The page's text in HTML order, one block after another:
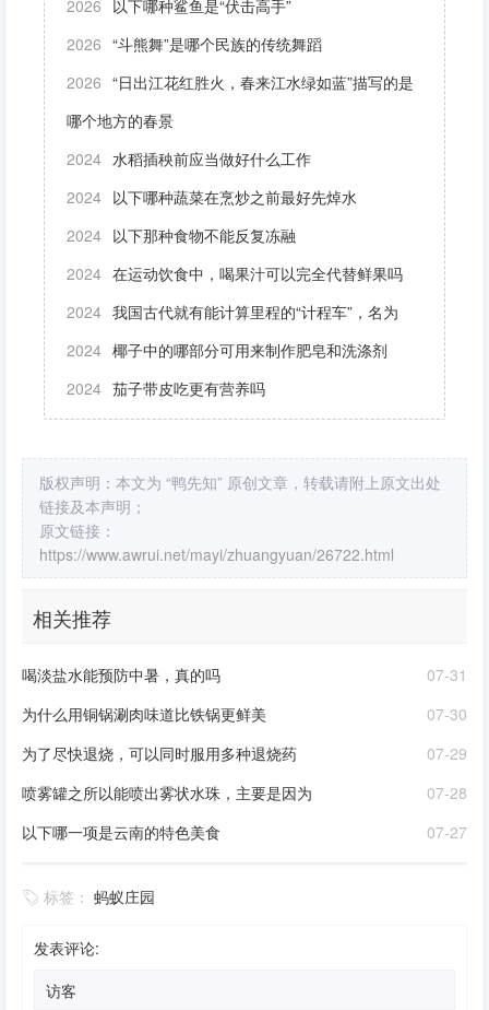
2026
以下哪种鲨鱼是“伏击高手”
2026 “斗熊舞”是哪个民族的传统舞蹈
2026 “日出江花红胜火，春来江水绿如蓝”描写的是
哪个地方的春景
2024 水稻插秧前应当做好什么工作
2024 以下哪种蔬菜在烹炒之前最好先焯水
2024 以下那种食物不能反复冻融
2024 在运动饮食中，喝果汁可以完全代替鲜果吗
2024 我国古代就有能计算里程的“计程车”，名为
2024 椰子中的哪部分可用来制作肥皂和洗涤剂
2024 茄子带皮吃更有营养吗
版权声明：本文为 “鸭先知” 原创文章，转载请附上原文出处
链接及本声明；
原文链接：
https://www.awrui.net/mayi/zhuangyuan/26722.html
相关推荐
07-31
喝淡盐水能预防中暑，真的吗
07-30
为什么用铜锅涮肉味道比铁锅更鲜美
07-29
为了尽快退烧，可以同时服用多种退烧药
07-28
喷雾罐之所以能喷出雾状水珠，主要是因为
07-27
以下哪一项是云南的特色美食
标签： 蚂蚁庄园
发表评论: